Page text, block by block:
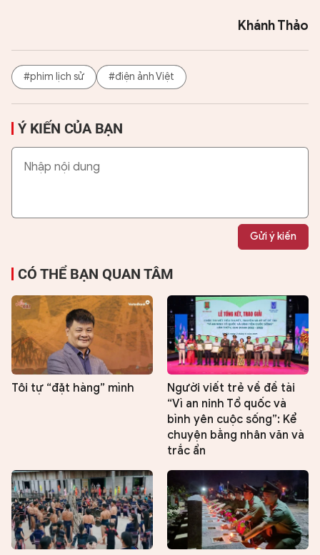
Khánh Thảo
#phim lịch sử #điện ảnh Việt
Ý KIẾN CỦA BẠN
Gửi ý kiến
CÓ THỂ BẠN QUAN TÂM
Tôi tự “đặt hàng” mình
Người viết trẻ về đề tài
“Vì an ninh Tổ quốc và
bình yên cuộc sống”: Kể
chuyện bằng nhân văn và
trắc ẩn